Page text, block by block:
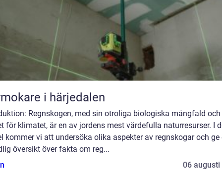
i härjedalen
Regnskogen, med sin otroliga biologiska mångfald och
för klimatet, är en av jordens mest värdefulla naturresurser. I
kommer vi att undersöka olika aspekter av regnskogar och ge
översikt över fakta om reg...
06 augusti